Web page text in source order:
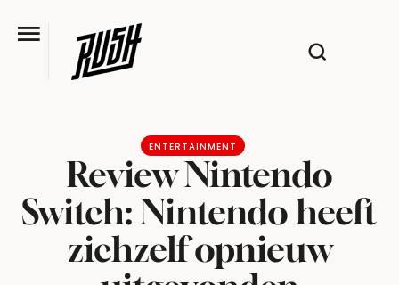
ENTERTAINMENT
Review Nintendo
Switch: Nintendo heeft
zichzelf opnieuw